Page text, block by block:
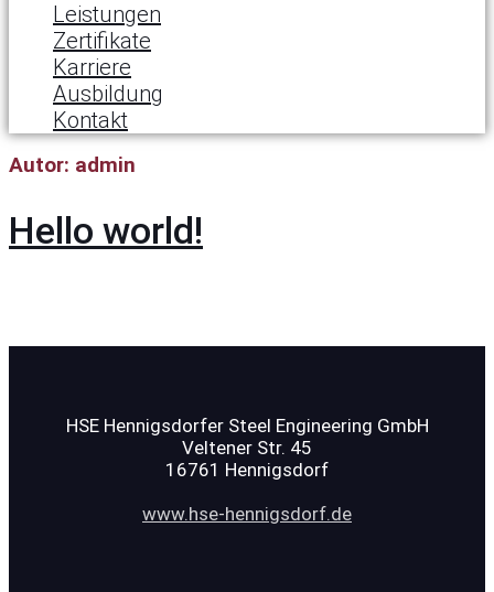
Leistungen
Zertifikate
Karriere
Ausbildung
Kontakt
Autor: admin
Hello world!
HSE Hennigsdorfer Steel Engineering GmbH
Veltener Str. 45
16761 Hennigsdorf
www.hse-hennigsdorf.de